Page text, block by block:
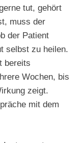
tut, gehört
muss der
der Patient
selbst zu heilen.
bereits
Wochen, bis
zeigt.
mit dem